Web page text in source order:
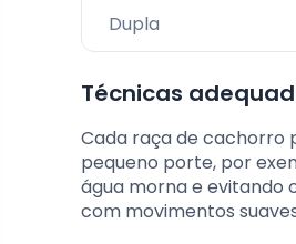
Dupla
Técnicas
Cada raça de cachorro
pequeno porte, por
água morna e evitando
com movimentos